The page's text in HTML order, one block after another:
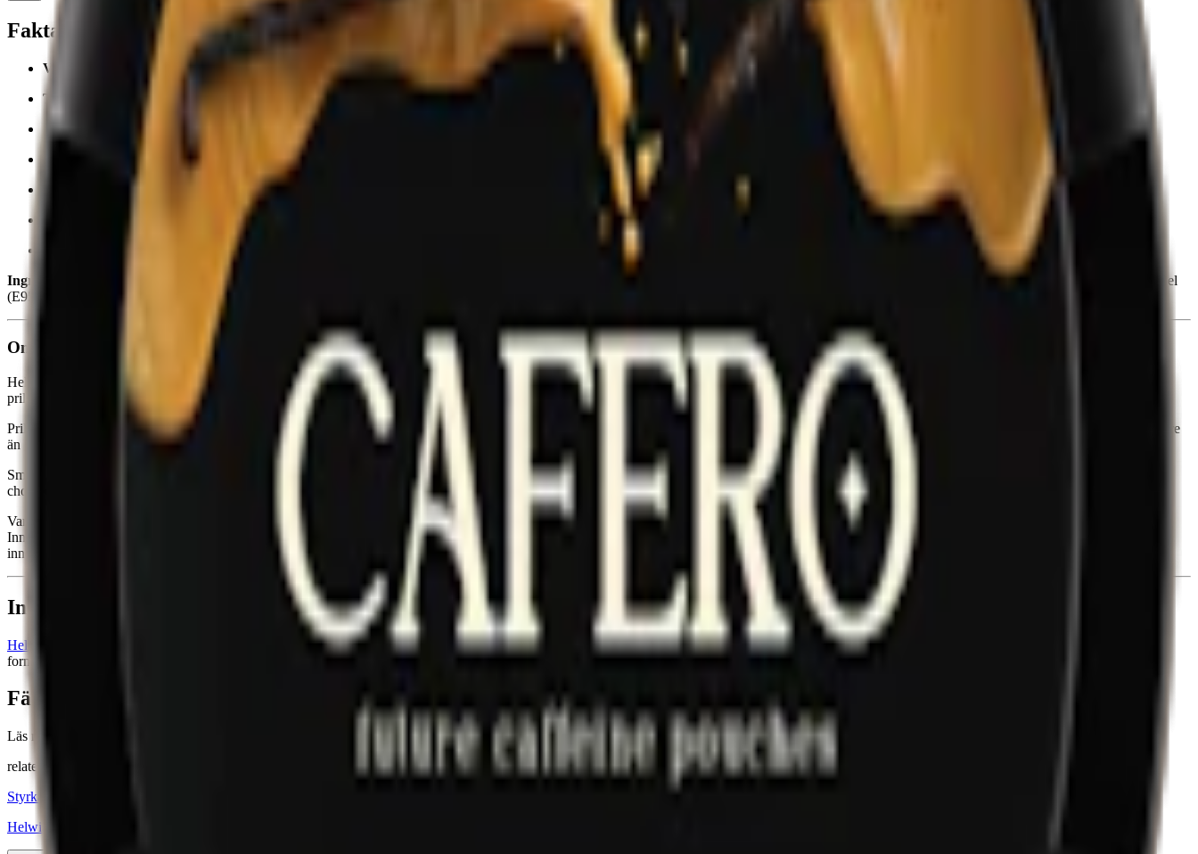
Fakta om Helwit Mocha Extra Strong Slim Vitt Snus
Varumärke:
Helwit
Tillverkare:
Yoik AB
Snustyp:
normalstarkt vitt snus
Ingredienser:
fyllnadsmedel (E460, cellulosa), vatten, fuktighetsbevarande medel (E422, glycerol), arom, salt, sötningsmedel (E968, erytritol), surhetsreglerande medel (E500, natriumkarbonat), sötningsmedel
(E955, sukralos) samt nikotin.
Om Helwit Mocha Extra Strong
Helwit Mocha Extra Strong är ett vitt snus från svenska snustillverkaren Yoik AB. Det lanserades den 16 januari 2025 som en starkare uppföljare till originalversionen
prillor, med en total nettovikt på 10 gram. Prillorna är normalfuktiga för att snabbt leverera både smak och nikotin, utan att rinna för mycket.
Prillorna är slimmade, vilket innebär en mindre och mindre synlig prilla form jämfört med traditionellt portionssnus – ungefär 50 % mindre än en vanlig prilla med tobak. Helwits slimmade prillor är även mindre
än genomsnittet inom
tobaksfritt snus
. En dosa innehåller 20 prillor, med en total nettovikt på 10 gram. Prillorna är normalfuktiga för att snabbt leverera både smak och nikotin, utan att rinna för mycket.
Smaken hos Helwit Mocha Extra Stark är baserad på en blandning av kaffe, choklad och karamell. Resultatet är en varm och rund smakprofil där de tre elementen samspelar tydligt – kaffet bidrar med djup,
chokladen ger fyllighet och karamellen tillför en lätt sötma.
Varje prilla Helwit Mocha Extra Strong innehåller 7,5 mg nikotin, vilket gör denna Helwit till ett normalstarkt vitt snus, även om den höga nikotinhalten på 1,5 % ger extra tryck sett till produktens låga vikt.
Innehållsmässigt består Helwit Mocha Extra Stark av fyllnadsmedel, fuktighetsbevarande medel, vatten, aromer, nikotin, salt, surhetsreglerande medel och sötningsmedel. Du hittar den kompletta
innehållsförteckningen (inklusive e-nummer) i faktadelen ovan.
Information om varumärket Helwit
Helwit snus YoikAB:s fabrik i Gransholms Bruk utanför Växjö. Med fokus på miljö och innovation har Helwit tagit fram ett vitt snus i över tio unika smaker, slimmat
format och styrkor från mild till normal. Helwits vita snus finns i varianter som
Färskt vitt snus
Läs mer om hur du förvarar Helwit Mocha Extra Strong:
"Så förvarar du snuset rätt"
relaterade produkter
Styrka Normal · Slim
Helwit Mocha 3